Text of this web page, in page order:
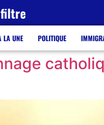
filtre
LA UNE POLITIQUE